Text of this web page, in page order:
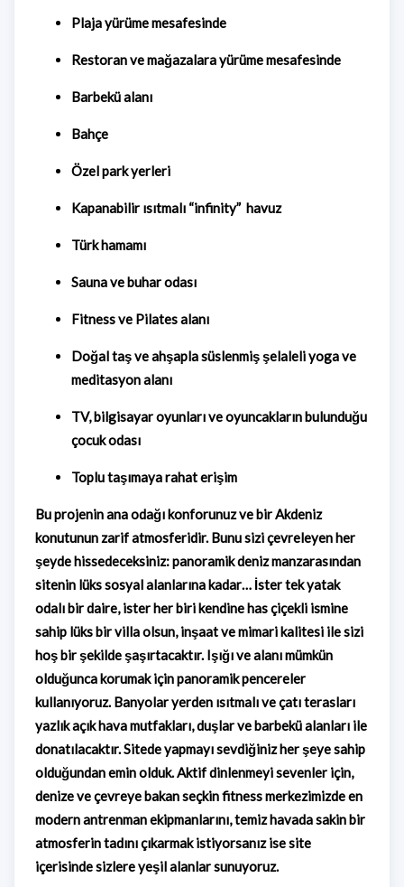
Plaja yürüme mesafesinde
Restoran ve mağazalara yürüme mesafesinde
Barbekü alanı
Bahçe
Özel park yerleri
Kapanabilir ısıtmalı “infinity” havuz
Türk hamamı
Sauna ve buhar odası
Fitness ve Pilates alanı
Doğal taş ve ahşapla süslenmiş şelaleli yoga ve
meditasyon alanı
TV, bilgisayar oyunları ve oyuncakların bulunduğu
çocuk odası
Toplu taşımaya rahat erişim
Bu projenin ana odağı konforunuz ve bir Akdeniz
konutunun zarif atmosferidir. Bunu sizi çevreleyen her
şeyde hissedeceksiniz: panoramik deniz manzarasından
sitenin lüks sosyal alanlarına kadar… İster tek yatak
odalı bir daire, ister her biri kendine has çiçekli ismine
sahip lüks bir villa olsun, inşaat ve mimari kalitesi ile sizi
hoş bir şekilde şaşırtacaktır. Işığı ve alanı mümkün
olduğunca korumak için panoramik pencereler
kullanıyoruz. Banyolar yerden ısıtmalı ve çatı terasları
yazlık açık hava mutfakları, duşlar ve barbekü alanları ile
donatılacaktır. Sitede yapmayı sevdiğiniz her şeye sahip
olduğundan emin olduk. Aktif dinlenmeyi sevenler için,
denize ve çevreye bakan seçkin fitness merkezimizde en
modern antrenman ekipmanlarını, temiz havada sakin bir
atmosferin tadını çıkarmak istiyorsanız ise site
içerisinde sizlere yeşil alanlar sunuyoruz.